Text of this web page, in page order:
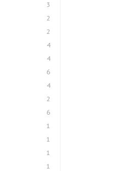
3
2
2
4
4
6
4
2
6
1
1
1
1